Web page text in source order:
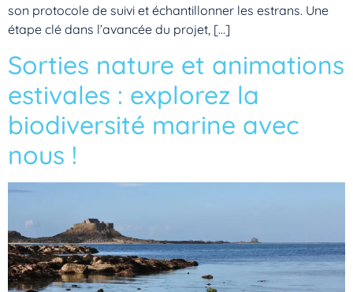
son protocole de suivi et échantillonner les estrans. Une
étape clé dans l’avancée du projet, […]
Sorties nature et animations
estivales : explorez la
biodiversité marine avec
nous !